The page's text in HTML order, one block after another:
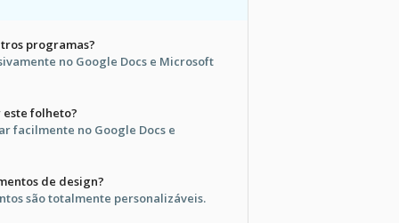
programas?
no Google Docs e Microsoft
folheto?
facilmente no Google Docs e
de design?
são totalmente personalizáveis.